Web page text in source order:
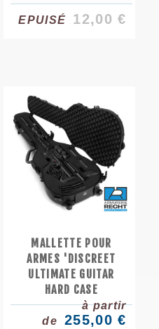
EPUISÉ 12,00 €
MALLETTE POUR
ARMES 'DISCREET
ULTIMATE GUITAR
HARD CASE
à partir
de
255,00 €